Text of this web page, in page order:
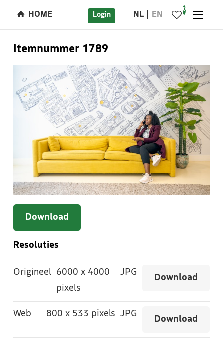
HOME Login NL EN
0
Itemnummer 1789
Download
Resoluties
Origineel 6000 x 4000
pixels
JPG
Download
Web 800 x 533 pixels JPG
Download